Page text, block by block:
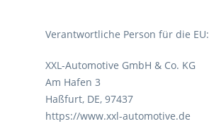
Verantwortliche Person für die EU:
XXL-Automotive GmbH & Co. KG
Am Hafen 3
Haßfurt, DE, 97437
https://www.xxl-automotive.de